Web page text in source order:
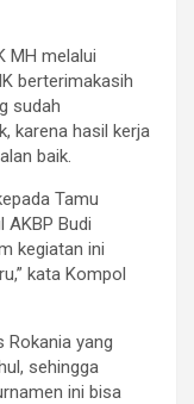
MH melalui
berterimakasih
sudah
karena hasil kerja
baik.
Tamu
AKBP Budi
kegiatan ini
kata Kompol
Rokania yang
sehingga
ini bisa